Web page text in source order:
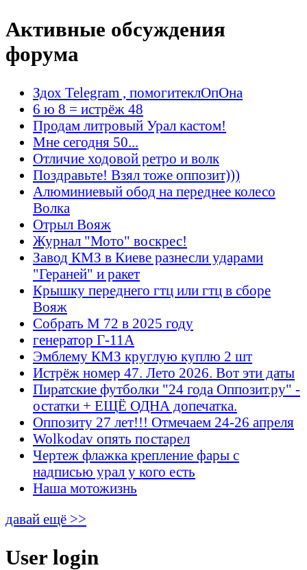
Активные обсуждения
форума
Здох Telegram , помогитеклОпОна
6 ю 8 = истрёж 48
Продам литровый Урал кастом!
Мне сегодня 50...
Отличие ходовой ретро и волк
Поздравьте! Взял тоже оппозит)))
Алюминиевый обод на переднее колесо
Волка
Отрыл Вояж
Журнал "Мото" воскрес!
Завод КМЗ в Киеве разнесли ударами
"Гераней" и ракет
Крышку переднего гтц или гтц в сборе
Вояж
Собрать М 72 в 2025 году
генератор Г-11А
Эмблему КМЗ круглую куплю 2 шт
Истрёж номер 47. Лето 2026. Вот эти даты
Пиратские футболки "24 года Оппозит.ру" -
остатки + ЕЩЁ ОДНА допечатка.
Оппозиту 27 лет!!! Отмечаем 24-26 апреля
Wolkodav опять постарел
Чертеж флажка крепление фары с
надписью урал у кого есть
Наша мотожизнь
давай ещё >>
User login